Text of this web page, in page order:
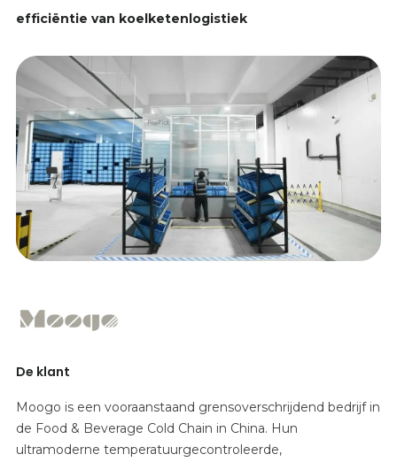
efficiëntie van koelketenlogistiek
De klant
Moogo is een vooraanstaand grensoverschrijdend bedrijf in
de Food & Beverage Cold Chain in China. Hun
ultramoderne temperatuurgecontroleerde,